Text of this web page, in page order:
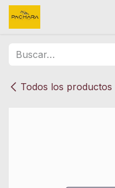
Ir al contenido
Todos los productos